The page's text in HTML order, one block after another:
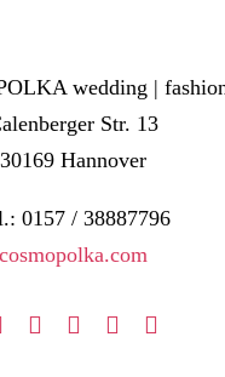
wedding |
Str. 13
30169 Hannover
0157 / 38887796
cosmopolka.com